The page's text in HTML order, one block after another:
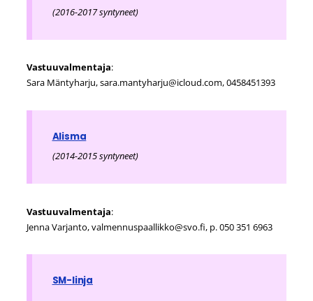
(2016-2017 syntyneet)
Vastuuvalmentaja:
Sara Mäntyharju, sara.mantyharju@icloud.com, 0458451393
Alisma
(2014-2015 syntyneet)
Vastuuvalmentaja:
Jenna Varjanto, valmennuspaallikko@svo.fi, p. 050 351 6963
SM-linja